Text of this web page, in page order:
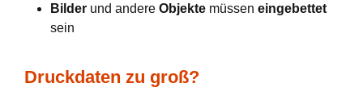
Bilder und andere Objekte müssen eingebettet
sein
Druckdaten zu groß?